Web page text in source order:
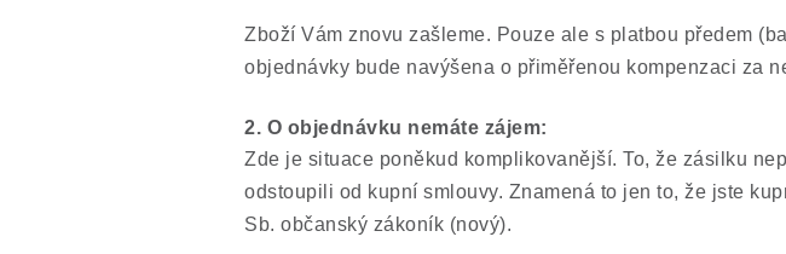
Zboží Vám znovu zašleme. Pouze ale s platbou předem
objednávky bude navýšena o přiměřenou kompenzaci za
2. O objednávku nemáte zájem:
Zde je situace poněkud komplikovanější. To, že zásilku
odstoupili od kupní smlouvy. Znamená to jen to, že jste
Sb. občanský zákoník (nový).